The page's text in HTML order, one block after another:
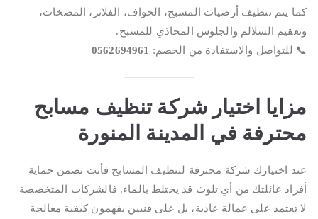
كما يتم تنظيف أرضيات المسبح، الحواف، الفلاتر، المضخات،
وتعقيم السلالم والجلوس المحاذي للمسبح.
📞 للتواصل والاستفادة من الخصم: 0562694961
مزايا اختيار شركة تنظيف مسابح
محترفة في المدينة المنورة
عند اختيارك شركة محترفة لتنظيف المسابح فأنت تضمن حماية
أفراد عائلتك من أي تلوث قد يختلط بالماء. فالشركات المتخصصة
لا تعتمد على عمالة عادية، بل على فنيين يفهمون كيفية معالجة